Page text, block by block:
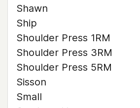
Shawn
Ship
Shoulder Press 1RM
Shoulder Press 3RM
Shoulder Press 5RM
Sisson
Small